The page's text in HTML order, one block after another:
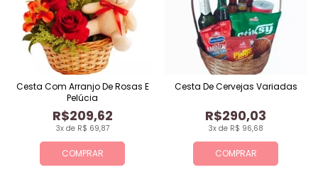
COMPRAR
3x de R$ 69,87
R$209,62
Cesta Com Arranjo De Rosas E
Pelúcia
COMPRAR
3x de R$ 96,68
R$290,03
Cesta De Cervejas Variadas